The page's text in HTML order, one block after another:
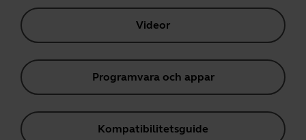
Videor
Programvara och appar
Kompatibilitetsguide